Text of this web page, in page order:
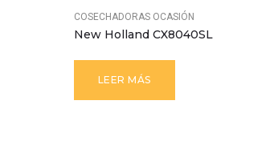
COSECHADORAS OCASIÓN
New Holland CX8040SL
LEER MÁS